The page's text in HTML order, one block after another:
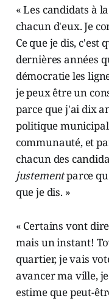
« Les candidats à
chacun d'eux. Je
Ce que je dis, c'est
dernières années
démocratie les
je peux être un
parce que j'ai dix
politique
communauté, et
chacun des
justementparce
que je dis. »
« Certains vont
mais un instant!
quartier, je vais
avancer ma ville,
estime que peut-